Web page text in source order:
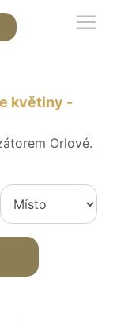
květiny -
Orlové.